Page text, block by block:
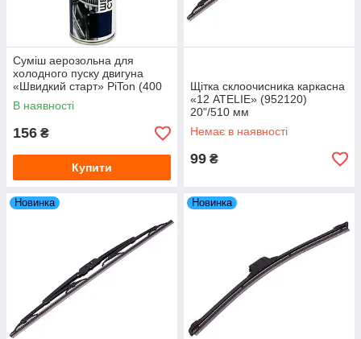
Суміш аерозольна для
холодного пуску двигуна
«Швидкий старт» PiTon (400
мл)
В наявності
156 ₴
Купити
Щітка склоочисника каркасна
«12 ATELIE» (952120)
20"/510 мм
Немає в наявності
99 ₴
Новинка Новинка